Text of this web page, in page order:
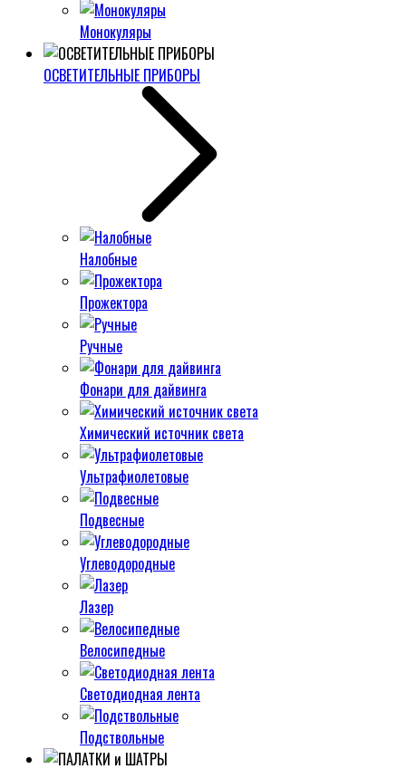
Монокуляры
ОСВЕТИТЕЛЬНЫЕ ПРИБОРЫ
Налобные
Прожектора
Ручные
Фонари для дайвинга
Химический источник света
Ультрафиолетовые
Подвесные
Углеводородные
Лазер
Велосипедные
Светодиодная лента
Подствольные